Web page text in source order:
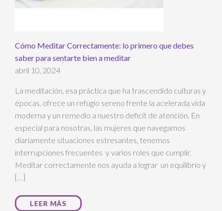
Cómo Meditar Correctamente: lo primero que debes
saber para sentarte bien a meditar
abril 10, 2024
La meditación, esa práctica que ha trascendido culturas y
épocas, ofrece un refugio sereno frente la acelerada vida
moderna y un remedio a nuestro deficit de atención. En
especial para nosotras, las mujeres que navegamos
diariamente situaciones estresantes, tenemos
interrupciones frecuentes y varios roles que cumplir.
Meditar correctamente nos ayuda a lograr un equilibrio y
[…]
LEER MÁS